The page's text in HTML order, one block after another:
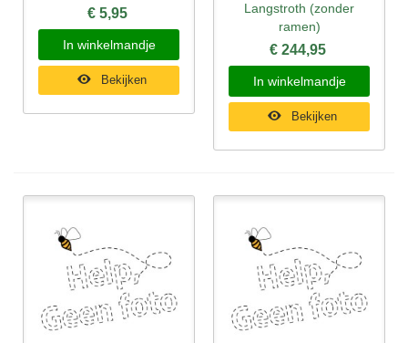
€ 5,95
In winkelmandje
Bekijken
Langstroth (zonder
ramen)
€ 244,95
In winkelmandje
Bekijken